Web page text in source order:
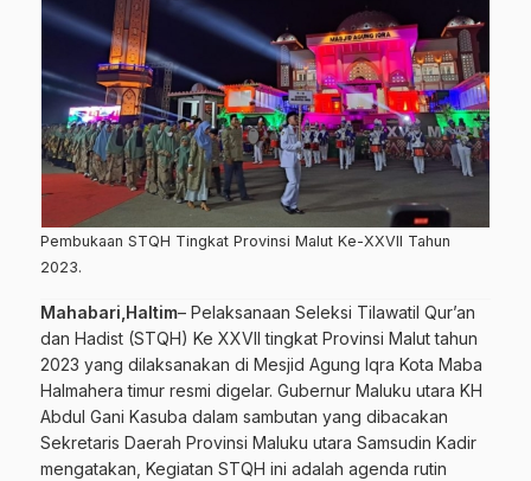
Pembukaan STQH Tingkat Provinsi Malut Ke-XXVII Tahun
2023.
Mahabari,Haltim– Pelaksanaan Seleksi Tilawatil Qur’an
dan Hadist (STQH) Ke XXVII tingkat Provinsi Malut tahun
2023 yang dilaksanakan di Mesjid Agung Iqra Kota Maba
Halmahera timur resmi digelar. Gubernur Maluku utara KH
Abdul Gani Kasuba dalam sambutan yang dibacakan
Sekretaris Daerah Provinsi Maluku utara Samsudin Kadir
mengatakan, Kegiatan STQH ini adalah agenda rutin